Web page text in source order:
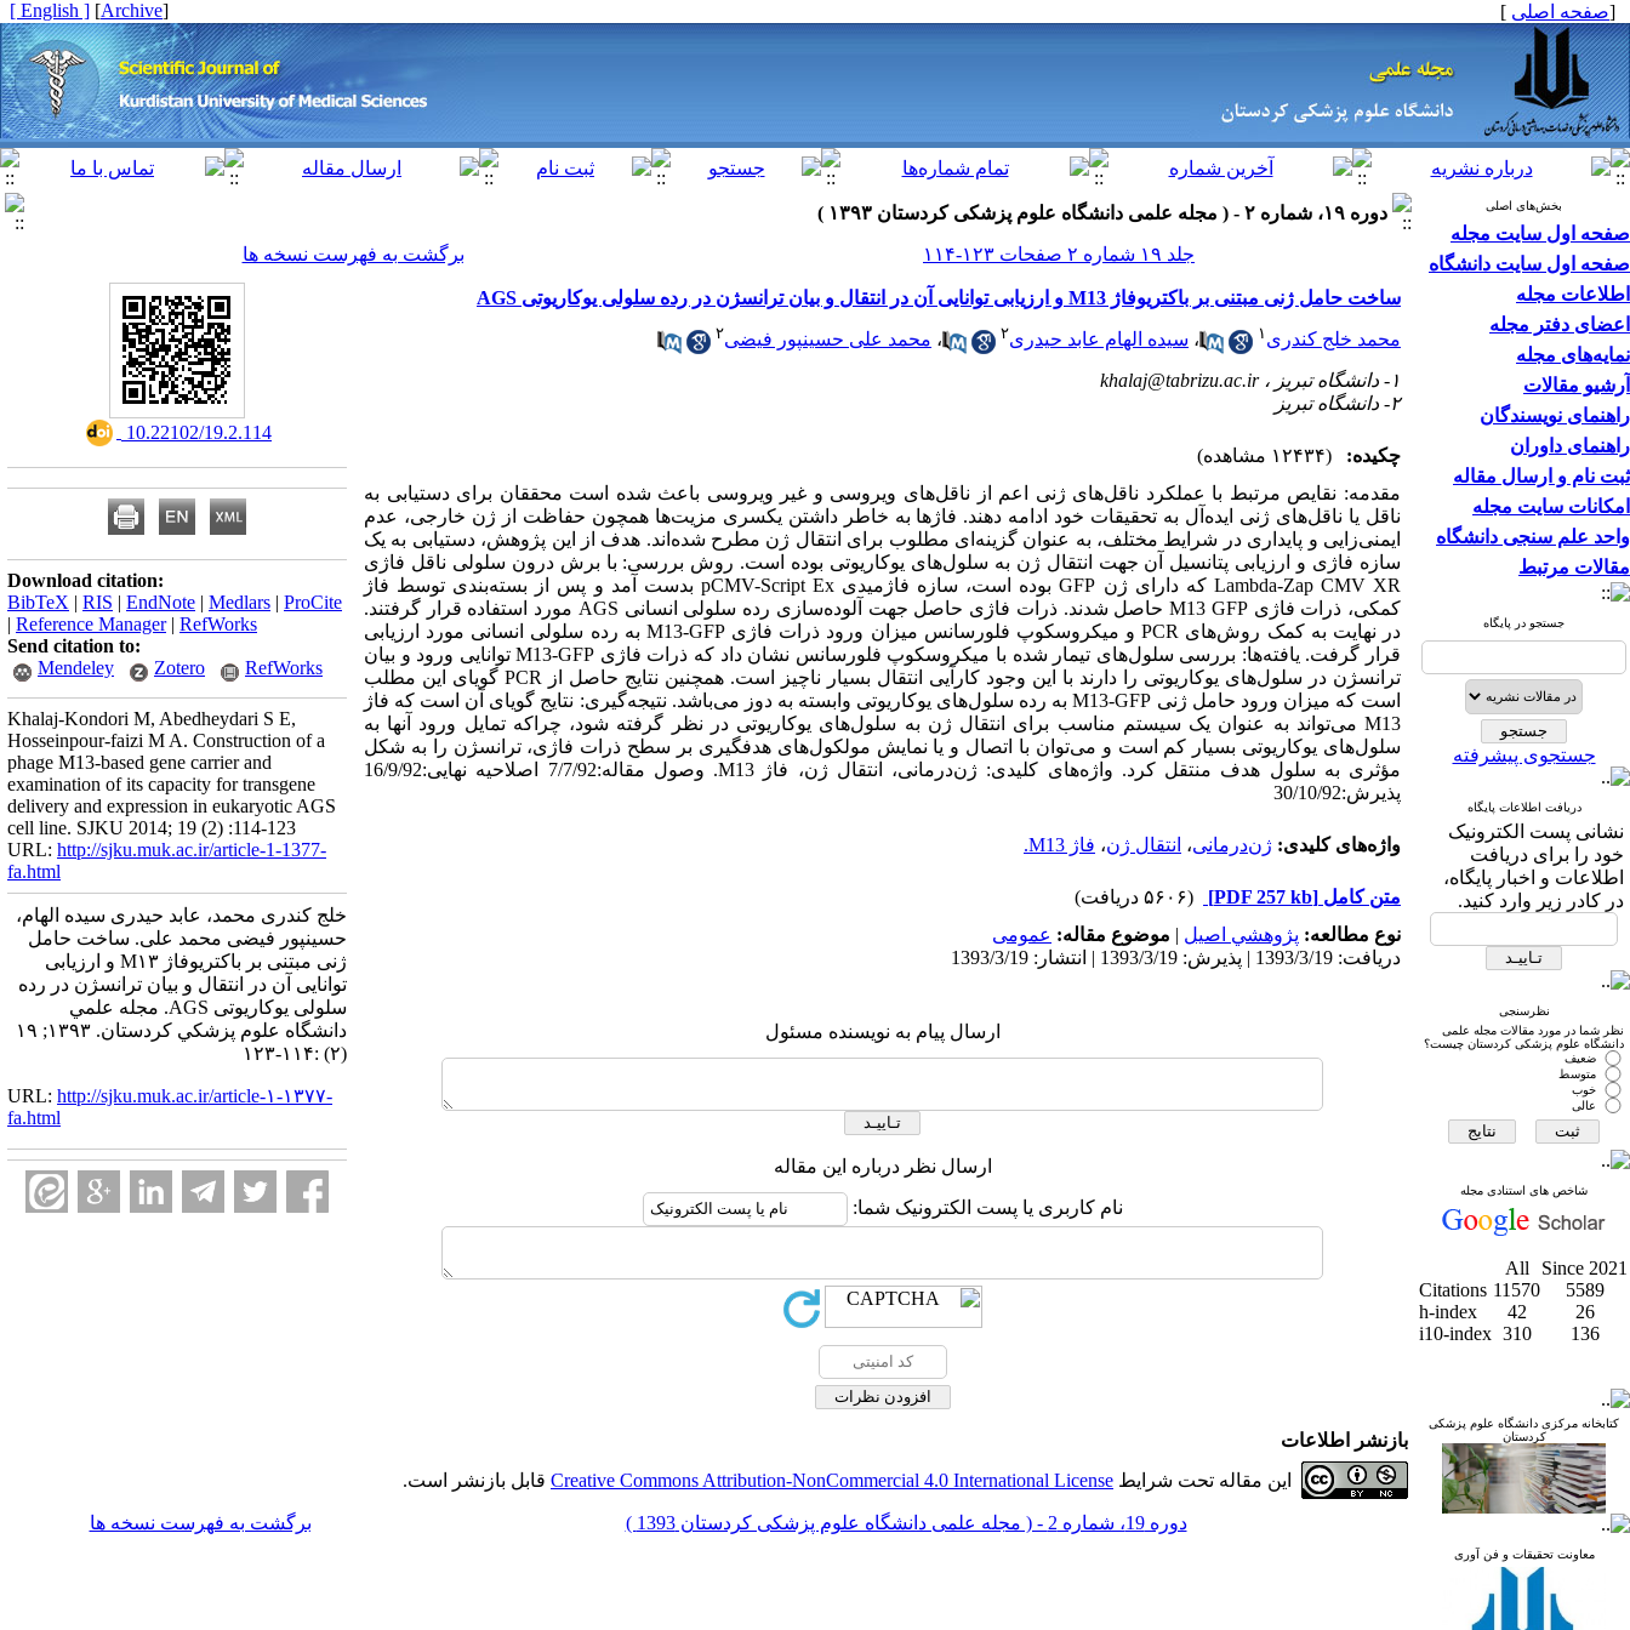
[صفحه اصلی ]
[
Archive
]
[ English ]
بخش‌های اصلی
صفحه اول سایت مجله
صفحه اول سایت دانشگاه
اطلاعات مجله
اعضای دفتر مجله
نمایه‌های مجله
آرشیو مقالات
راهنمای نویسندگان
راهنمای داوران
ثبت نام و ارسال مقاله
امکانات سایت مجله
واحد علم سنجی دانشگاه
مقالات مرتبط
جستجو در پایگاه
جستجوی پیشرفته
دریافت اطلاعات پایگاه
نشانی پست الکترونیک
خود را برای دریافت
اطلاعات و اخبار پایگاه،
در کادر زیر وارد کنید.
نظرسنجی
نظر شما در مورد مقالات مجله علمی
دانشگاه علوم پزشکی کردستان چیست؟
ضعیف
متوسط
خوب
عالی
شاخص های استنادی مجله
All
Since 2021
Citations 11570
5589
h-index
42
26
i10-index 310 136
کتابخانه مرکزی دانشگاه علوم پزشکی
کردستان
معاونت تحقیقات و فن آوری
دوره ۱۹، شماره ۲ - ( مجله علمی دانشگاه علوم پزشکی کردستان ۱۳۹۳ )
جلد ۱۹ شماره ۲ صفحات ۱۲۳-۱۱۴
برگشت به فهرست نسخه ها
ساخت حامل ‌ژنی مبتنی بر باکتریوفاژ M13 و ارزیابی توانایی آن در انتقال و بیان ترانسژن در رده سلولی یوکاریوتی AGS
محمد خلج کندری ۱ ، سیده الهام عابد حیدری۲ ، محمد علی حسینپور فیضی۲
۱- دانشگاه تبریز ،
khalaj@tabrizu.ac.ir
۲- دانشگاه تبریز
چکیده:
(۱۲۴۳۴ مشاهده)
مقدمه: نقایص مرتبط با عملکرد ناقل‌های ژنی اعم از ناقل‌های ویروسی و غیر ویروسی باعث شده است محققان برای دستیابی به
ناقل یا ناقل‌های ژنی ایده‌آل به تحقیقات خود ادامه دهند. فاژها به خاطر داشتن یکسری مزیت‌‌ها همچون حفاظت از ژن خارجی، عدم
ایمنی‌زایی و پایداری در شرایط مختلف، به عنوان گزینه‌ای مطلوب برای انتقال ژن مطرح شده‌اند. هدف از این پژوهش، دستیابی به یک
سازه فاژی و ارزیابی پتانسیل آن جهت انتقال ژن به سلول‌های یوکاریوتی بوده است. روش بررسی: با برش درون سلولی ناقل فاژی
Lambda-Zap CMV XR که دارای ژن GFP بوده است، سازه فاژمیدی pCMV-Script Ex بدست آمد و پس از بسته‌بندی توسط فاژ
کمکی، ذرات فاژی M13 GFP حاصل شدند. ذرات فاژی حاصل جهت آلوده‌سازی رده سلولی انسانی AGS مورد استفاده قرار گرفتند.
در نهایت به کمک روش‌های PCR و میکروسکوپ فلورسانس میزان ورود ذرات فاژی M13-GFP به رده سلولی انسانی مورد ارزیابی
قرار گرفت. یافته‌ها: بررسی سلول‌های تیمار شده با میکروسکوپ فلورسانس نشان داد که ذرات فاژی M13-GFP توانایی ورود و بیان
ترانسژن در سلول‌های یوکاریوتی را دارند با این وجود کارآیی انتقال بسیار ناچیز است. همچنین نتایج حاصل از PCR گویای این مطلب
است که میزان ورود حامل ژنی M13-GFP به رده سلول‌های یوکاریوتی وابسته به دوز می‌باشد. نتیجه‌گیری: نتایج گویای آن است که فاژ
M13 می‌تواند به عنوان یک سیستم مناسب برای انتقال ژن به سلول‌های یوکاریوتی در نظر گرفته شود، چراکه تمایل ورود آنها به
سلول‌های یوکاریوتی بسیار کم است و می‌توان با اتصال و یا نمایش مولکول‌های هدفگیری بر سطح ذرات فاژی، ترانسژن را به شکل
مؤثری به سلول هدف منتقل کرد. واژه‌های کلیدی: ژن‌درمانی، انتقال ژن، فاژ M13. وصول مقاله:7/7/92 اصلاحیه نهایی:16/9/92
پذیرش:30/10/92
واژه‌های کلیدی: ژن‌درمانی، انتقال ژن، فاژ M13.
متن کامل [PDF 257 kb]
(۵۶۰۶ دریافت)
نوع مطالعه: پژوهشي اصیل | موضوع مقاله: عمومى
دریافت: 1393/3/19 | پذیرش: 1393/3/19 | انتشار: 1393/3/19
ارسال پیام به نویسنده مسئول
ارسال نظر درباره این مقاله
نام کاربری یا پست الکترونیک شما:
‎ 10.22102/19.2.114
Download citation:
BibTeX | RIS | EndNote | Medlars | ProCite
| Reference Manager| RefWorks
Send citation to:
Mendeley
Zotero RefWorks
Khalaj-Kondori M, Abedheydari S E,
Hosseinpour-faizi M A. Construction of a
phage M13-based gene carrier and
examination of its capacity for transgene
delivery and expression in eukaryotic AGS
cell line. SJKU 2014; 19 (2) :114-123
URL: http://sjku.muk.ac.ir/article-1-1377-
fa.html
خلج کندری محمد، عابد حیدری سیده الهام،
حسینپور فیضی محمد علی. ساخت حامل
‌ژنی مبتنی بر باکتریوفاژ M۱۳ و ارزیابی
توانایی آن در انتقال و بیان ترانسژن در رده
سلولی یوکاریوتی AGS. مجله علمي
دانشگاه علوم پزشكي كردستان. ۱۳۹۳; ۱۹
(۲) :۱۱۴-۱۲۳
URL: http://sjku.muk.ac.ir/article-۱-۱۳۷۷-
fa.html
بازنشر اطلاعات
این مقاله تحت شرایط Creative Commons Attribution-NonCommercial 4.0 International License قابل بازنشر است.
دوره 19، شماره 2 - ( مجله علمی دانشگاه علوم پزشکی کردستان 1393 ) برگشت به فهرست نسخه ها